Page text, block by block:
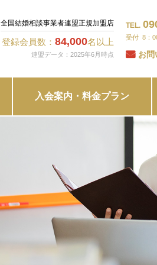
全国結婚相談事業者連盟正規加盟店
登録会員数： 84,000名以上
連盟データ：2025年6月時点
TEL.
8：
お問
入会案内・料金プラン